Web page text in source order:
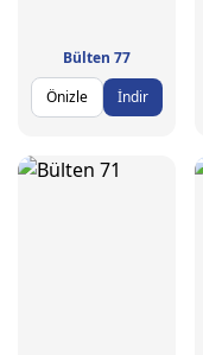
Bülten 77
Önizle
İndir